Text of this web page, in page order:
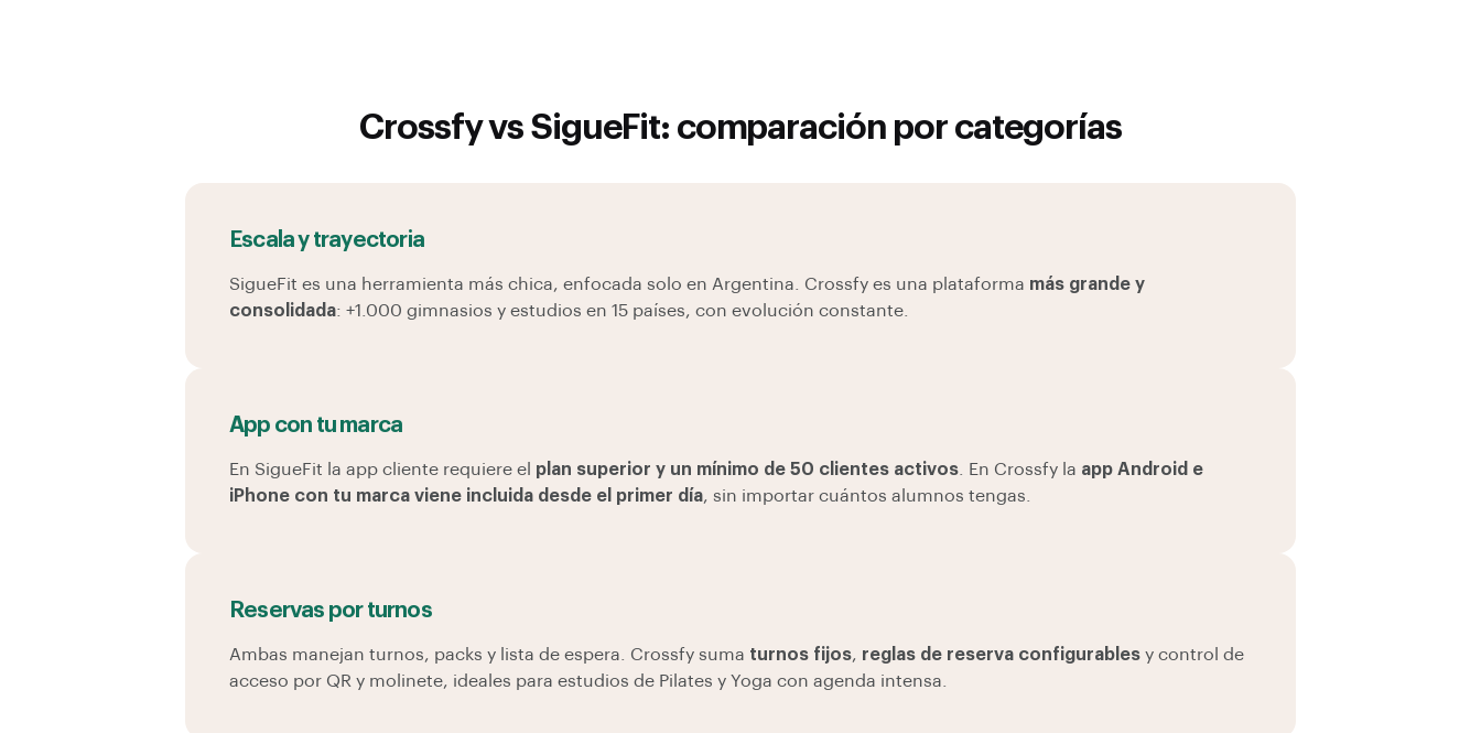
Crossfy vs SigueFit: comparación por categorías
Escala y trayectoria
SigueFit es una herramienta más chica, enfocada solo en Argentina. Crossfy es una plataforma más grande y
consolidada: +1.000 gimnasios y estudios en 15 países, con evolución constante.
App con tu marca
En SigueFit la app cliente requiere el plan superior y un mínimo de 50 clientes activos . En Crossfy la app Android e
iPhone con tu marca viene incluida desde el primer día, sin importar cuántos alumnos tengas.
Reservas por turnos
Ambas manejan turnos, packs y lista de espera. Crossfy suma turnos fijos, reglas de reserva configurables y control de
acceso por QR y molinete, ideales para estudios de Pilates y Yoga con agenda intensa.